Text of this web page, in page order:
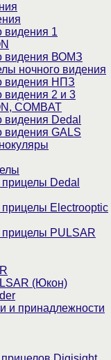
видения 1
видения ВОМЗ
ночного видения
видения НПЗ
видения 2 и 3
COMBAT
видения Dedal
видения GALS
Dedal
Electrooptic
PULSAR
(Юкон)
и принадлежности